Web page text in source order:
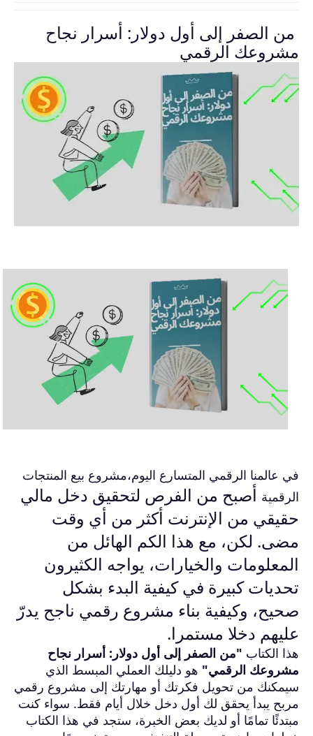
من الصفر إلى أول دولار: أسرار نجاح
مشروعك الرقمي
في عالمنا الرقمي المتسارع اليوم،مشروع بيع المنتجات
الرقمية أصبح من الفرص لتحقيق دخل مالي
حقيقي من الإنترنت أكثر من أي وقت
مضى. لكن، مع هذا الكم الهائل من
المعلومات والخيارات، يواجه الكثيرون
تحديات كبيرة في كيفية البدء بشكل
صحيح، وكيفية بناء مشروع رقمي ناجح يدرّ
عليهم دخلا مستمرا.
هذا الكتاب "من الصفر إلى أول دولار: أسرار نجاح
مشروعك الرقمي" هو دليلك العملي المبسط الذي
سيمكنك من تحويل فكرتك أو مهارتك إلى مشروع رقمي
مربح يبدأ يحقق لك أول دخل خلال أيام فقط. سواء كنت
مبتدئًا تمامًا أو لديك بعض الخبرة، ستجد في هذا الكتاب